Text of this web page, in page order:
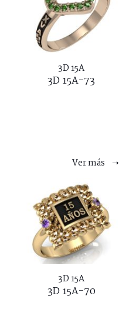
3D 15A
3D 15A-73
Ver más ➝
3D 15A
3D 15A-70